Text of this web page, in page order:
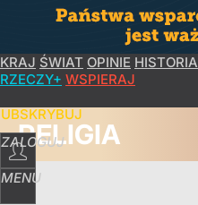
KRAJ ŚWIAT OPINIE HISTORIA
RZECZY+ WSPIERAJ
ZALOGUJ
MENU
RELIGIA